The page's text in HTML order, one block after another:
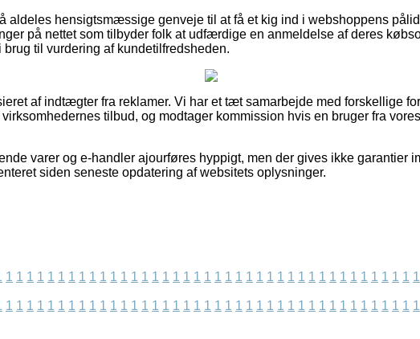
aldeles hensigtsmæssige genveje til at få et kig ind i webshoppens
på nettet som tilbyder folk at udfærdige en anmeldelse af deres
brug til vurdering af kundetilfredsheden.
af indtægter fra reklamer. Vi har et tæt samarbejde med forskellige
tilbud, og modtager kommission hvis en bruger fra
varer og e-handler ajourføres hyppigt, men der gives ikke garantier
siden seneste opdatering af websitets oplysninger.
1 1 1 1 1 1 1 1 1 1 1 1 1 1 1 1 1 1 1 1 1 1 1 1 1 1 1 1 1 1 1 1 1 1 1 1 1 1 1 1
1 1 1 1 1 1 1 1 1 1 1 1 1 1 1 1 1 1 1 1 1 1 1 1 1 1 1 1 1 1 1 1 1 1 1 1 1 1 1 1